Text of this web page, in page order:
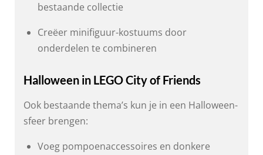
bestaande collectie
Creëer minifiguur-kostuums door
onderdelen te combineren
Halloween in LEGO City of Friends
Ook bestaande thema’s kun je in een Halloween-
sfeer brengen:
Voeg pompoenaccessoires en donkere